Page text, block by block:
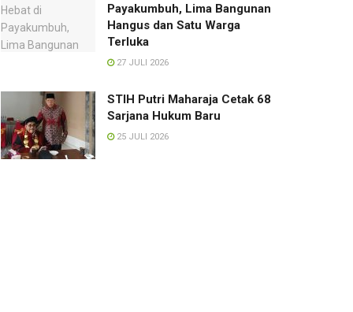
Payakumbuh, Lima Bangunan
Hangus dan Satu Warga
Terluka
27 JULI 2026
STIH Putri Maharaja Cetak 68
Sarjana Hukum Baru
25 JULI 2026